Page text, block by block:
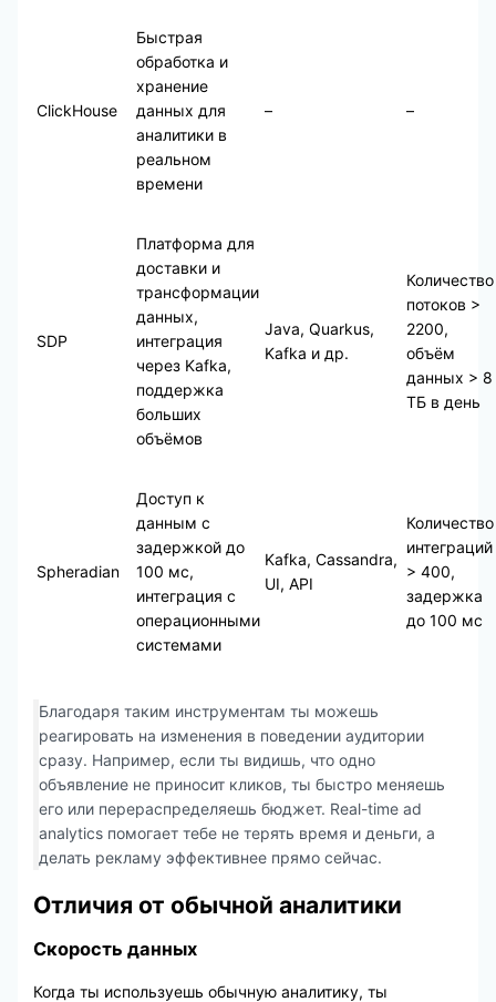
ClickHouse
Быстрая
обработка и
хранение
данных для
аналитики в
реальном
времени
– –
SDP
Платформа для
доставки и
трансформации
данных,
интеграция
через Kafka,
поддержка
больших
объёмов
Java, Quarkus,
Kafka и др.
Количество
потоков >
2200,
объём
данных > 8
ТБ в день
Spheradian
Доступ к
данным с
задержкой до
100 мс,
интеграция с
операционными
системами
Kafka, Cassandra,
UI, API
Количество
интеграций
> 400,
задержка
до 100 мс
Благодаря таким инструментам ты можешь
реагировать на изменения в поведении аудитории
сразу. Например, если ты видишь, что одно
объявление не приносит кликов, ты быстро меняешь
его или перераспределяешь бюджет. Real-time ad
analytics помогает тебе не терять время и деньги, а
делать рекламу эффективнее прямо сейчас.
Отличия от обычной аналитики
Скорость данных
Когда ты используешь обычную аналитику, ты